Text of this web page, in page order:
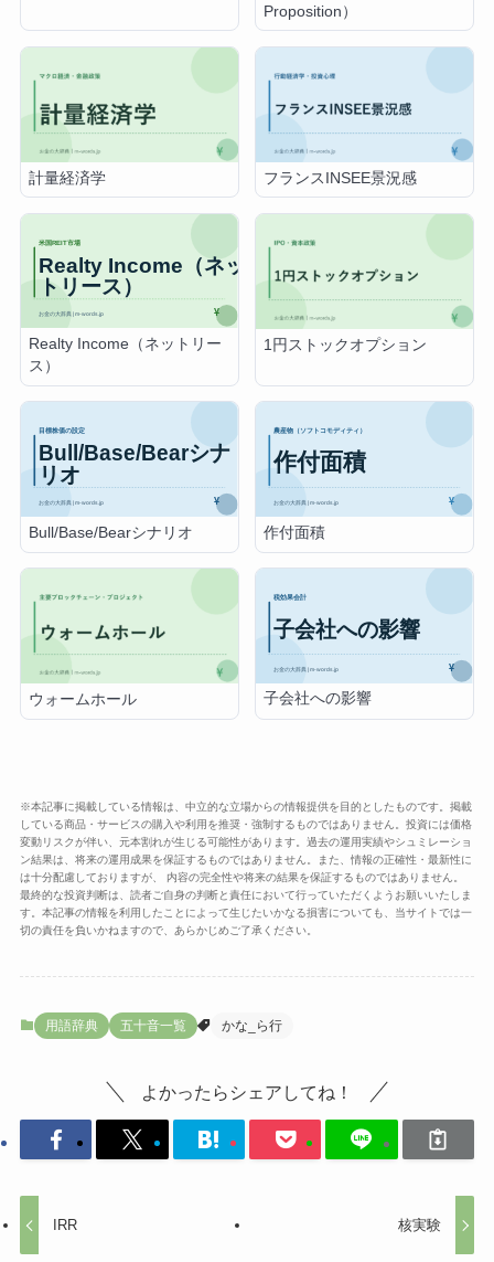
Proposition）
計量経済学 フランスINSEE景況感
Realty Income（ネットリー
ス）
1円ストックオプション
Bull/Base/Bearシナリオ 作付面積
ウォームホール 子会社への影響
※本記事に掲載している情報は、中立的な立場からの情報提供を目的としたものです。掲載
している商品・サービスの購入や利用を推奨・強制するものではありません。投資には価格
変動リスクが伴い、元本割れが生じる可能性があります。過去の運用実績やシュミレーショ
ン結果は、将来の運用成果を保証するものではありません。また、情報の正確性・最新性に
は十分配慮しておりますが、 内容の完全性や将来の結果を保証するものではありません。
最終的な投資判断は、読者ご自身の判断と責任において行っていただくようお願いいたしま
す。本記事の情報を利用したことによって生じたいかなる損害についても、当サイトでは一
切の責任を負いかねますので、あらかじめご了承ください。
用語辞典 五十音一覧 かな_ら行
よかったらシェアしてね！
IRR 核実験